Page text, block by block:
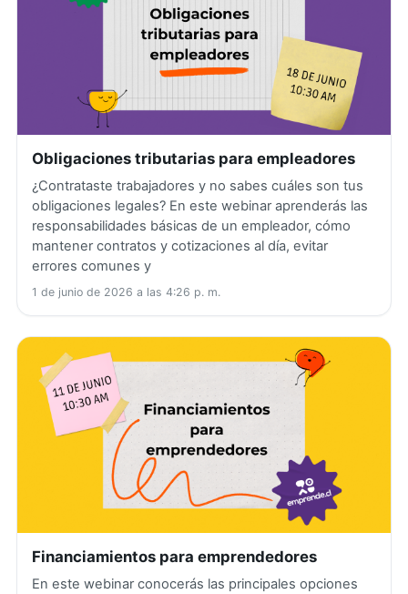
Obligaciones tributarias para empleadores
¿Contrataste trabajadores y no sabes cuáles son tus
obligaciones legales? En este webinar aprenderás las
responsabilidades básicas de un empleador, cómo
mantener contratos y cotizaciones al día, evitar
errores comunes y
1 de junio de 2026 a las 4:26 p. m.
Financiamientos para emprendedores
En este webinar conocerás las principales opciones